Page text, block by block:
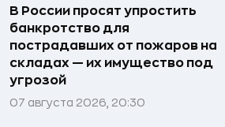
В России просят упростить
банкротство для
пострадавших от пожаров на
складах — их имущество под
угрозой
07 августа 2026, 20:30